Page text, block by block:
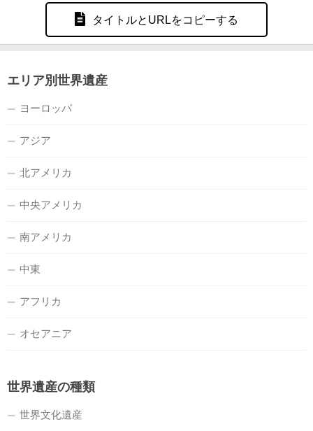
タイトルとURLをコピーする
エリア別世界遺産
ヨーロッパ
アジア
北アメリカ
中央アメリカ
南アメリカ
中東
アフリカ
オセアニア
世界遺産の種類
世界文化遺産